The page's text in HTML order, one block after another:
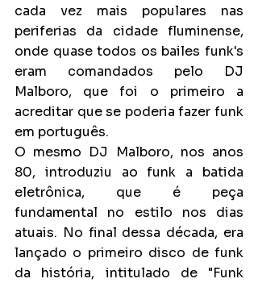
cada vez mais populares nas
periferias da cidade fluminense,
onde quase todos os bailes funk's
eram comandados pelo DJ
Malboro, que foi o primeiro a
acreditar que se poderia fazer funk
em português.
O mesmo DJ Malboro, nos anos
80, introduziu ao funk a batida
eletrônica, que é peça
fundamental no estilo nos dias
atuais. No final dessa década, era
lançado o primeiro disco de funk
da história, intitulado de "Funk